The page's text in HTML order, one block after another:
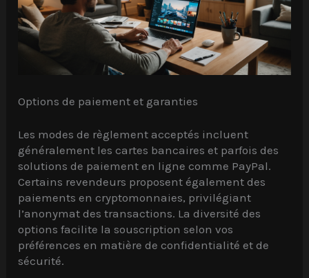
Options de paiement et garanties
Les modes de règlement acceptés incluent
généralement les cartes bancaires et parfois des
solutions de paiement en ligne comme PayPal.
Certains revendeurs proposent également des
paiements en cryptomonnaies, privilégiant
l’anonymat des transactions. La diversité des
options facilite la souscription selon vos
préférences en matière de confidentialité et de
sécurité.